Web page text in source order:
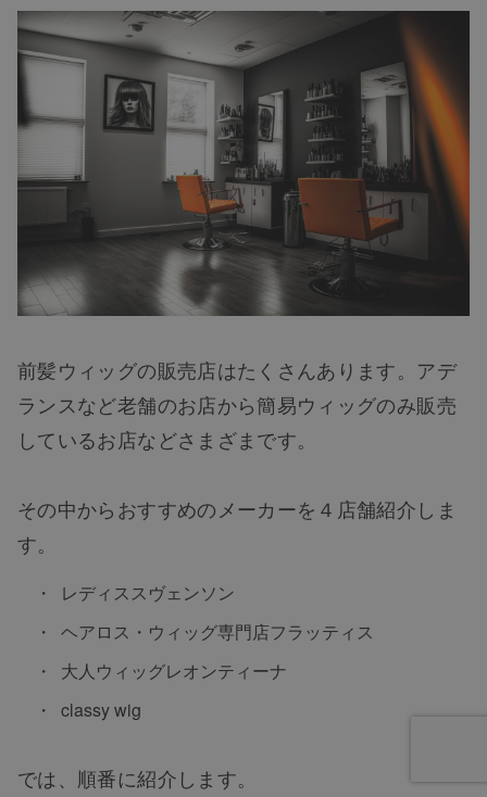
前髪ウィッグの販売店はたくさんあります。アデ
ランスなど老舗のお店から簡易ウィッグのみ販売
しているお店などさまざまです。
その中からおすすめのメーカーを４店舗紹介しま
す。
レディススヴェンソン
ヘアロス・ウィッグ専門店フラッティス
大人ウィッグレオンティーナ
classy wig
では、順番に紹介します。